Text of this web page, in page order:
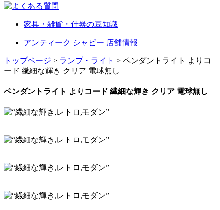
家具・雑貨・什器の豆知識
アンティーク シャビー 店舗情報
トップページ > ランプ・ライト > ペンダントライト よりコ
ード 繊細な輝き クリア 電球無し
ペンダントライト よりコード 繊細な輝き クリア 電球無し